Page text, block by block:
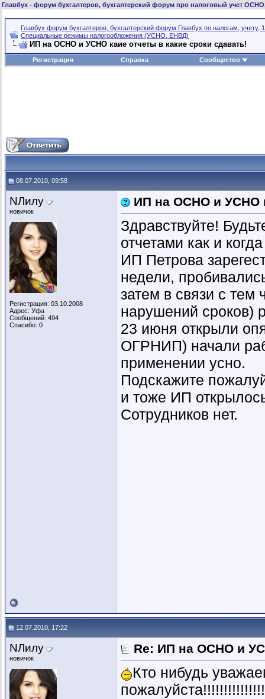
Главбух - форум бухгалтеров, бухгалтерский форум про налоговый учет
Главбух форум бухгалтеров, бухгалтерский форум Главбух по налогам, учету,
Специальные режимы налогообложения (УСНО, ЕНВД)
ИП на ОСНО и УСНО каие отчеты в какие сроки сдавать!
Регистрация Справка Сообщество
08.07.2010, 09:58
NЛилу
новичок
Регистрация: 03.10.2008
Адрес: Уфа
Сообщений: 494
Спасибо: 0
ИП на ОСНО и УСНО
Здравствуйте!
отчетами как и
ИП Петрова
недели,
затем в связи с тем
нарушений сроков)
23 июня открыли
ОГРНИП) начали
применении усно.
Подскажите
и тоже ИП
Сотрудников нет.
12.07.2010, 17:22
NЛилу
новичок
Re: ИП на ОСНО и
Кто нибудь
пожалуйста!!!!!!!!!!!!!!!